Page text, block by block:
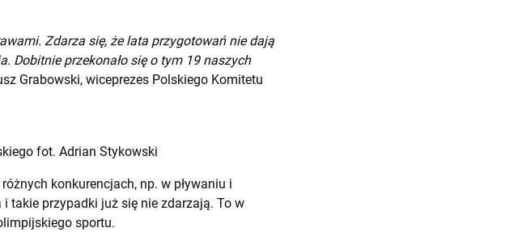
Zdarza się, że lata przygotowań nie dają
Dobitnie przekonało się o tym 19 naszych
Grabowski, wiceprezes Polskiego Komitetu
fot. Adrian Stykowski
konkurencjach, np. w pływaniu i
takie przypadki już się nie zdarzają. To w
sportu.